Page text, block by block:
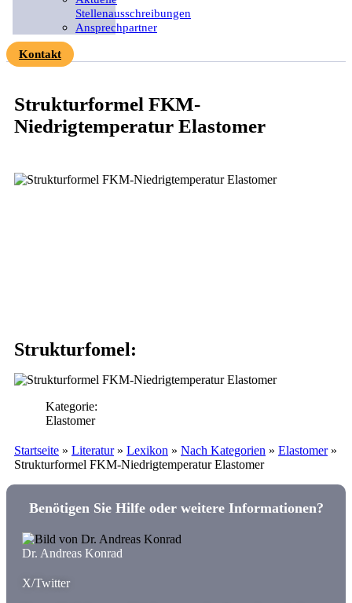
Stellenausschreibungen
Ansprechpartner
Kontakt
Strukturformel FKM-
Niedrigtemperatur Elastomer
Strukturfomel:
Kategorie:
Elastomer
Startseite » Literatur» Lexikon » Nach Kategorien » Elastomer»
Strukturformel FKM-Niedrigtemperatur Elastomer
Benötigen Sie Hilfe oder weitere Informationen?
Dr. Andreas Konrad
X/Twitter